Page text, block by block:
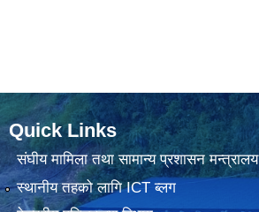
Quick Links
संघीय मामिला तथा सामान्य प्रशासन मन्त्रालय
स्थानीय तहको लागि ICT ब्लग